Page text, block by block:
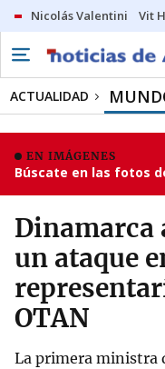
Nicolás Valentini Vit
ACTUALIDAD
EN IMÁGENES
Búscate en las fotos
Dinamarca
un ataque
OTAN
La primera ministra